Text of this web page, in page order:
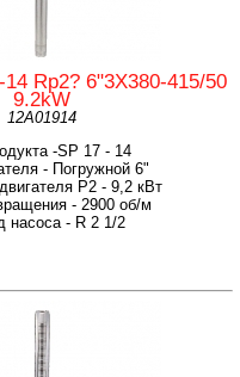
Rp2? 6"3X380-415/50
9.2kW
12A01914
-SP 17 - 14
- Погружной 6"
Р2 - 9,2 кВт
- 2900 об/м
насоса - R 2 1/2